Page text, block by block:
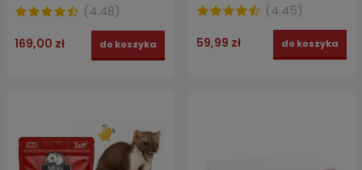
(4.48)
169,00 zł do koszyka
(4.45)
59,99 zł do koszyka